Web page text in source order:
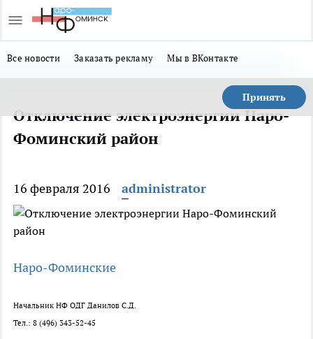
Все новости Заказать рекламу Мы в ВКонтакте
Принять
Отключение электроэнергии Наро-
Фоминский район
16 февраля 2016 administrator
Наро-Фоминские
Начальник НФ ОДГ Данилов С.Д.
Тел.: 8 (496) 343-52-45